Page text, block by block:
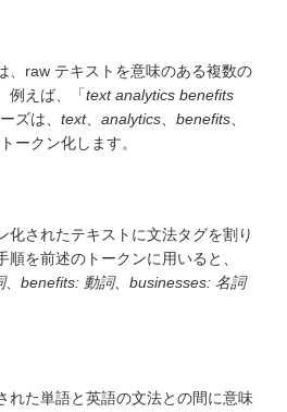
、raw テキストを意味のある複数の
例えば、「text analytics benefits
ズは、 text、 analytics、 benefits、
ークン化します。
化されたテキストに文法タグを割り
を前述のトークンに用いると、
benefits: 動詞、businesses: 名詞
れた単語と英語の文法との間に意味